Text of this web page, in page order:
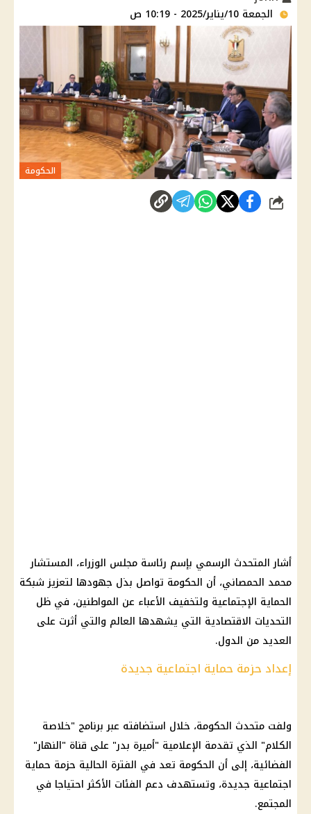
الجمعة 10/يناير/2025 - 10:19 ص
الحكومة
شارك
أشار المتحدث الرسمي بإسم رئاسة مجلس الوزراء، المستشار
محمد الحمصاني، أن الحكومة تواصل بذل جهودها لتعزيز شبكة
الحماية الإجتماعية ولتخفيف الأعباء عن المواطنين، في ظل
التحديات الاقتصادية التي يشهدها العالم والتي أثرت على
العديد من الدول.
إعداد حزمة حماية اجتماعية جديدة
ولفت متحدث الحكومة، خلال استضافته عبر برنامج "خلاصة
الكلام" الذي تقدمة الإعلامية "أميرة بدر" على قناة "النهار"
الفضائية، إلى أن الحكومة تعد في الفترة الحالية حزمة حماية
اجتماعية جديدة، وتستهدف دعم الفئات الأكثر احتياجا في
المجتمع.